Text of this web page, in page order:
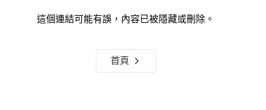
這個連結可能有誤，內容已被隱藏或刪除。
首頁